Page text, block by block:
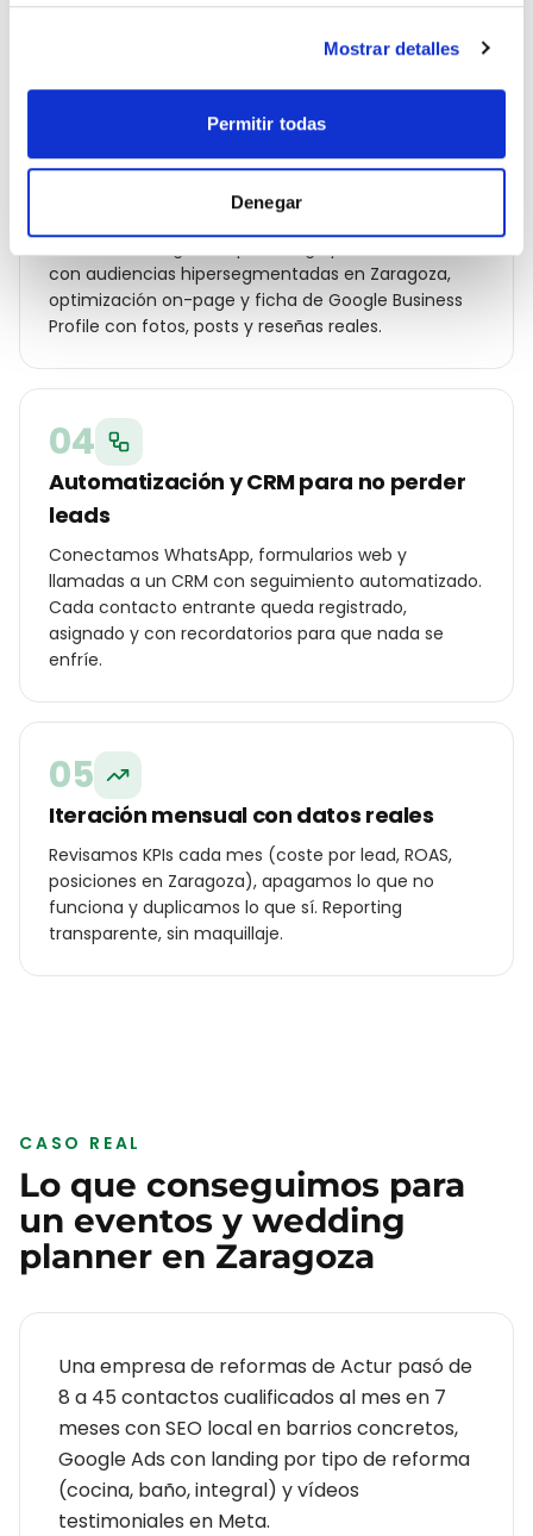
Mostrar detalles
Permitir todas
Denegar
eventos y wedding planner de la ciudad.
03
Campañas Ads y SEO local en marcha
con audiencias hipersegmentadas en Zaragoza,
optimización on-page y ficha de Google Business
Profile con fotos, posts y reseñas reales.
04
Automatización y CRM para no perder
leads
Conectamos WhatsApp, formularios web y
llamadas a un CRM con seguimiento automatizado.
Cada contacto entrante queda registrado,
asignado y con recordatorios para que nada se
enfríe.
05
Iteración mensual con datos reales
Revisamos KPIs cada mes (coste por lead, ROAS,
posiciones en Zaragoza), apagamos lo que no
funciona y duplicamos lo que sí. Reporting
transparente, sin maquillaje.
CASO REAL
Lo que conseguimos para
un eventos y wedding
planner en Zaragoza
Una empresa de reformas de Actur pasó de
8 a 45 contactos cualificados al mes en 7
meses con SEO local en barrios concretos,
Google Ads con landing por tipo de reforma
(cocina, baño, integral) y vídeos
testimoniales en Meta.